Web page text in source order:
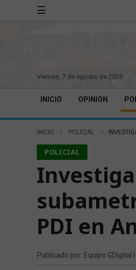
☰
viernes, 7 de agosto de 2026
INICIO OPINIÓN
INICIO POLICIAL
POLICIAL
PDI en
Publicado por: Equipo GDigital |